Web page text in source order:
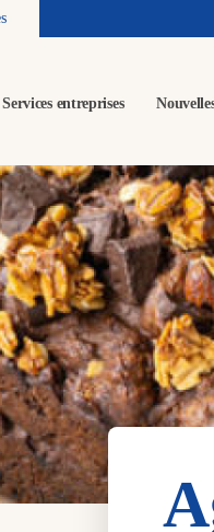
Services entreprises